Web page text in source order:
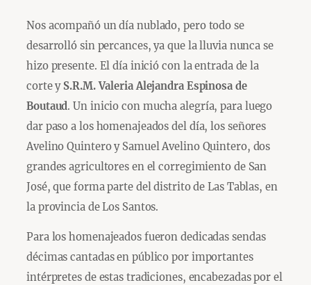
Nos acompañó un día nublado, pero todo se
desarrolló sin percances, ya que la lluvia nunca se
hizo presente. El día inició con la entrada de la
corte y S.R.M. Valeria Alejandra Espinosa de
Boutaud. Un inicio con mucha alegría, para luego
dar paso a los homenajeados del día, los señores
Avelino Quintero y Samuel Avelino Quintero, dos
grandes agricultores en el corregimiento de San
José, que forma parte del distrito de Las Tablas, en
la provincia de Los Santos.
Para los homenajeados fueron dedicadas sendas
décimas cantadas en público por importantes
intérpretes de estas tradiciones, encabezadas por el